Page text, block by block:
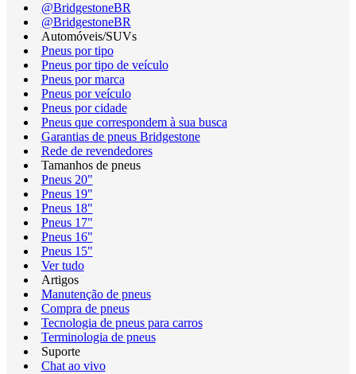
@BridgestoneBR
@BridgestoneBR
Automóveis/SUVs
Pneus por tipo
Pneus por tipo de veículo
Pneus por marca
Pneus por veículo
Pneus por cidade
Pneus que correspondem à sua busca
Garantias de pneus Bridgestone
Rede de revendedores
Tamanhos de pneus
Pneus 20"
Pneus 19"
Pneus 18"
Pneus 17"
Pneus 16"
Pneus 15"
Ver tudo
Artigos
Manutenção de pneus
Compra de pneus
Tecnologia de pneus para carros
Terminologia de pneus
Suporte
Chat ao vivo